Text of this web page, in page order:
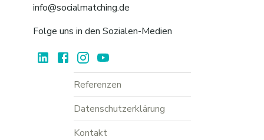
info@socialmatching.de
Folge uns in den Sozialen-Medien
Referenzen
Datenschutzerklärung
Kontakt